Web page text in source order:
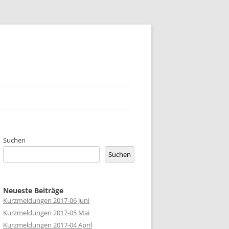
Suchen
Suchen
Neueste Beiträge
Kurzmeldungen 2017-06 Juni
Kurzmeldungen 2017-05 Mai
Kurzmeldungen 2017-04 April